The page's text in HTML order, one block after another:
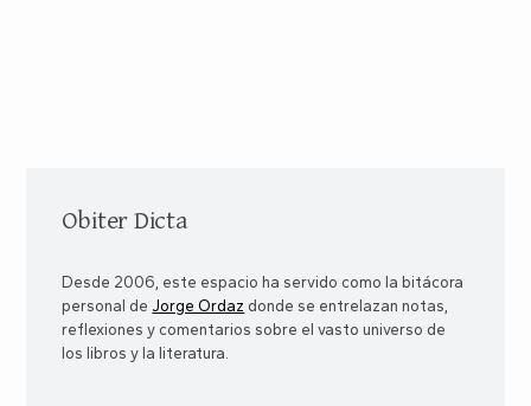
Obiter Dicta
Desde 2006, este espacio ha servido como la bitácora
personal de Jorge Ordaz donde se entrelazan notas,
reflexiones y comentarios sobre el vasto universo de
los libros y la literatura.